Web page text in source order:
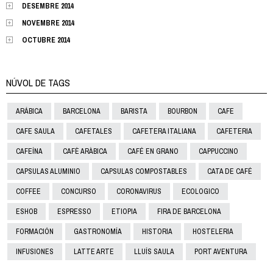
DESEMBRE 2014
NOVEMBRE 2014
OCTUBRE 2014
NÚVOL DE TAGS
ARÁBICA BARCELONA BARISTA BOURBON CAFE
CAFE SAULA CAFETALES CAFETERA ITALIANA CAFETERIA
CAFEÍNA CAFÈ ARÀBICA CAFÉ EN GRANO CAPPUCCINO
CAPSULAS ALUMINIO CAPSULAS COMPOSTABLES CATA DE CAFÉ
COFFEE CONCURSO CORONAVIRUS ECOLOGICO
ESHOB ESPRESSO ETIOPIA FIRA DE BARCELONA
FORMACIÓN GASTRONOMÍA HISTORIA HOSTELERIA
INFUSIONES LATTE ARTE LLUÍS SAULA PORT AVENTURA